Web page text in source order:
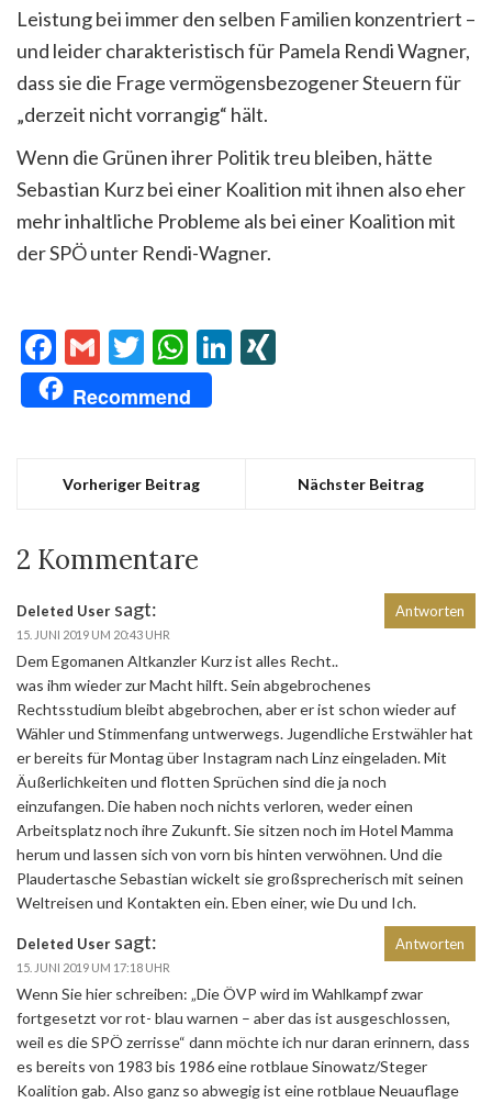
Leistung bei immer den selben Familien konzentriert –
und leider charakteristisch für Pamela Rendi Wagner,
dass sie die Frage vermögensbezogener Steuern für
„derzeit nicht vorrangig“ hält.
Wenn die Grünen ihrer Politik treu bleiben, hätte
Sebastian Kurz bei einer Koalition mit ihnen also eher
mehr inhaltliche Probleme als bei einer Koalition mit
der SPÖ unter Rendi-Wagner.
Facebook
GmailTwitter
WhatsApp
LinkedIn
Recommend
Vorheriger Beitrag Nächster Beitrag
2 Kommentare
Deleted User sagt:
15. JUNI 2019 UM 20:43 UHR
Dem Egomanen Altkanzler Kurz ist alles Recht..
was ihm wieder zur Macht hilft. Sein abgebrochenes
Rechtsstudium bleibt abgebrochen, aber er ist schon wieder auf
Wähler und Stimmenfang untwerwegs. Jugendliche Erstwähler hat
er bereits für Montag über Instagram nach Linz eingeladen. Mit
Äußerlichkeiten und flotten Sprüchen sind die ja noch
einzufangen. Die haben noch nichts verloren, weder einen
Arbeitsplatz noch ihre Zukunft. Sie sitzen noch im Hotel Mamma
herum und lassen sich von vorn bis hinten verwöhnen. Und die
Plaudertasche Sebastian wickelt sie großsprecherisch mit seinen
Weltreisen und Kontakten ein. Eben einer, wie Du und Ich.
Antworten
Deleted User sagt:
15. JUNI 2019 UM 17:18 UHR
Wenn Sie hier schreiben: „Die ÖVP wird im Wahlkampf zwar
fortgesetzt vor rot- blau warnen – aber das ist ausgeschlossen,
weil es die SPÖ zerrisse“ dann möchte ich nur daran erinnern, dass
es bereits von 1983 bis 1986 eine rotblaue Sinowatz/Steger
Koalition gab. Also ganz so abwegig ist eine rotblaue Neuauflage
Antworten